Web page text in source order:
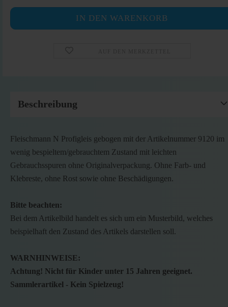
Beschreibung
Fleischmann N Profigleis gebogen mit der Artikelnummer 9120 im
wenig bespieltem/gebrauchtem Zustand mit leichten
Gebrauchsspuren ohne Originalverpackung. Ohne Farb- und
Klebreste, ohne Rost sowie ohne Beschädigungen.
Bitte beachten:
Bei dem Artikelbild handelt es sich um ein Musterbild, welches
beispielhaft den Zustand des Artikels darstellen soll.
WARNHINWEISE:
Achtung! Nicht für Kinder unter 15 Jahren geeignet.
Sammlerartikel - Kein Spielzeug!